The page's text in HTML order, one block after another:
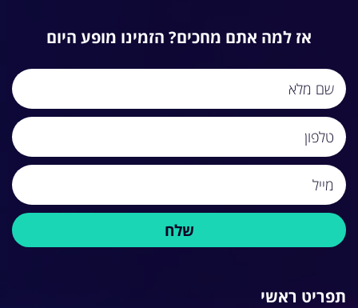
אז למה אתם מחכים? הזמינו מופע היום
תפריט ראשי